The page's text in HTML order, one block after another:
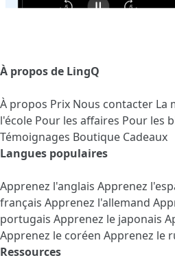
À propos de LingQ
À propos Prix Nous contacter La
l'école Pour les affaires Pour les
Témoignages Boutique Cadeaux
Langues populaires
Apprenez l'anglais Apprenez
français Apprenez l'allemand
portugais Apprenez le japonais
Apprenez le coréen Apprenez le
Ressources